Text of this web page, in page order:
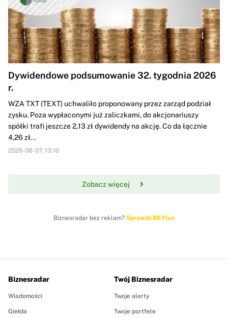
Dywidendowe podsumowanie 32. tygodnia 2026
r.
WZA TXT (TEXT) uchwaliło proponowany przez zarząd podział
zysku. Poza wypłaconymi już zaliczkami, do akcjonariuszy
spółki trafi jeszcze 2,13 zł dywidendy na akcję. Co da łącznie
4,26 zł...
2026-08-07, 13:10
Zobacz więcej
Biznesradar bez reklam? Sprawdź BR Plus
Biznesradar
Wiadomości
Giełda
Twój Biznesradar
Twoje alerty
Twoje portfele